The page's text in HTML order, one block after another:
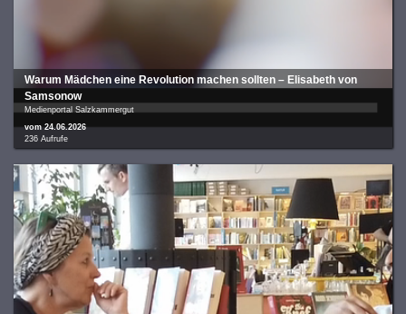
War­um Mäd­chen eine Revo­lu­ti­on machen sollten – Eli­sa­beth von
Sam­so­now
Medienportal Salzkammergut
vom 24.06.2026
236 Aufrufe